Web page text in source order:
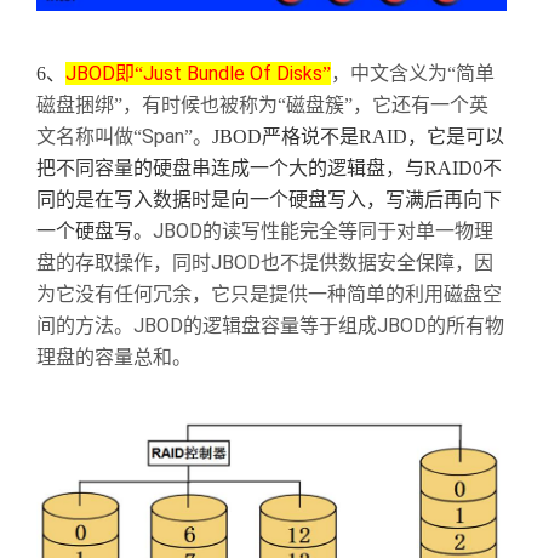
6、 JBOD即“Just Bundle Of Disks”，中文含义为“简单
磁盘捆绑”，有时候也被称为“磁盘簇”，它还有一个英
文名称叫做“Span”。 JBOD严格说不是RAID，它是可以
把不同容量的硬盘串连成一个大的逻辑盘，与RAID0不
同的是在写入数据时是向一个硬盘写入，写满后再向下
一个硬盘写。 JBOD的读写性能完全等同于对单一物理
盘的存取操作，同时JBOD也不提供数据安全保障，因
为它没有任何冗余，它只是提供一种简单的利用磁盘空
间的方法。 JBOD的逻辑盘容量等于组成JBOD的所有物
理盘的容量总和。